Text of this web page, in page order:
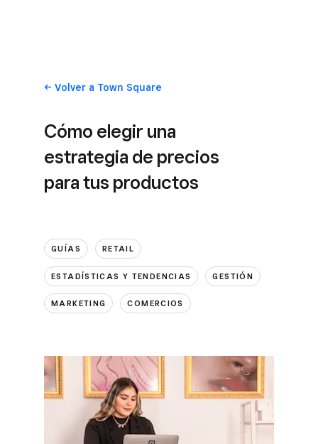
Volvera Town Square
Cómo elegir una
estrategia de precios
para tus productos
GUÍAS RETAIL
ESTADÍSTICAS Y TENDENCIAS GESTIÓN
MARKETING COMERCIOS